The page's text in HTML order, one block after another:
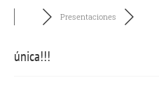
Presentaciones
única!!!